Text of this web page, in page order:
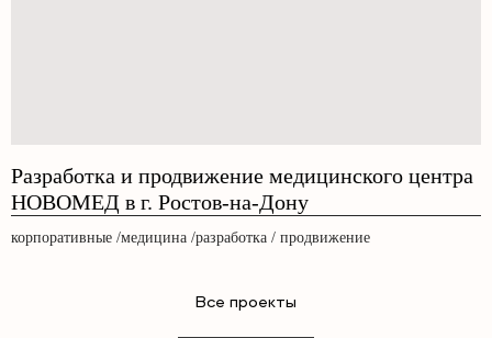
Разработка и продвижение медицинского центра
НОВОМЕД в г. Ростов-на-Дону
корпоративные /медицина /разработка / продвижение
Все проекты